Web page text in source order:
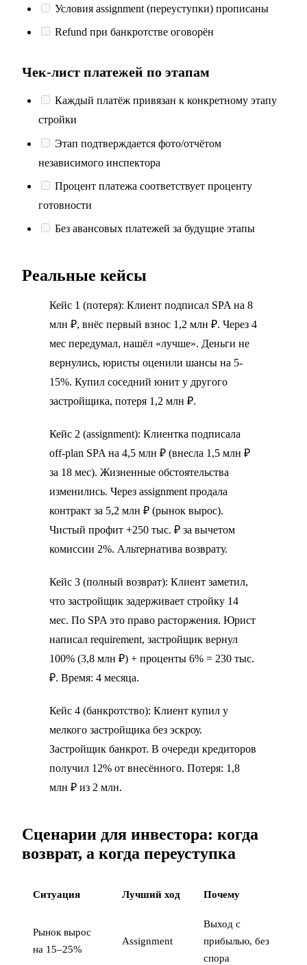
Условия assignment (переуступки) прописаны
Refund при банкротстве оговорён
Чек-лист платежей по этапам
Каждый платёж привязан к конкретному этапу
стройки
Этап подтверждается фото/отчётом
независимого инспектора
Процент платежа соответствует проценту
готовности
Без авансовых платежей за будущие этапы
Реальные кейсы
Кейс 1 (потеря): Клиент подписал SPA на 8
млн ₽, внёс первый взнос 1,2 млн ₽. Через 4
мес передумал, нашёл «лучше». Деньги не
вернулись, юристы оценили шансы на 5-
15%. Купил соседний юнит у другого
застройщика, потеря 1,2 млн ₽.
Кейс 2 (assignment): Клиентка подписала
off-plan SPA на 4,5 млн ₽ (внесла 1,5 млн ₽
за 18 мес). Жизненные обстоятельства
изменились. Через assignment продала
контракт за 5,2 млн ₽ (рынок вырос).
Чистый профит +250 тыс. ₽ за вычетом
комиссии 2%. Альтернатива возврату.
Кейс 3 (полный возврат): Клиент заметил,
что застройщик задерживает стройку 14
мес. По SPA это право расторжения. Юрист
написал requirement, застройщик вернул
100% (3,8 млн ₽) + проценты 6% = 230 тыс.
₽. Время: 4 месяца.
Кейс 4 (банкротство): Клиент купил у
мелкого застройщика без эскроу.
Застройщик банкрот. В очереди кредиторов
получил 12% от внесённого. Потеря: 1,8
млн ₽ из 2 млн.
Сценарии для инвестора: когда
возврат, а когда переуступка
Ситуация Лучший ход Почему
Рынок вырос
на 15–25%
Assignment
Выход с
прибылью, без
спора